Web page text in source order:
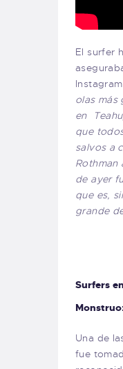
El surfer
olas más
en
que
salvos a
Rothman
de ayer
que es,
grande
Surfers
Una de
fue